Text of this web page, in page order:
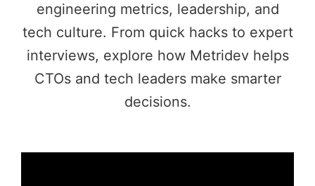
engineering metrics, leadership, and
tech culture. From quick hacks to expert
interviews, explore how Metridev helps
CTOs and tech leaders make smarter
decisions.